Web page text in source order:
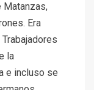
Matanzas,
Era
la
e incluso se